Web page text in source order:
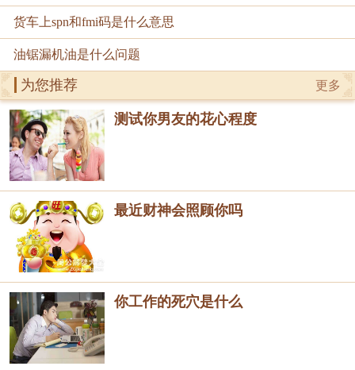
货车上spn和fmi码是什么意思
油锯漏机油是什么问题
更多
为您推荐
测试你男友的花心程度
最近财神会照顾你吗
你工作的死穴是什么